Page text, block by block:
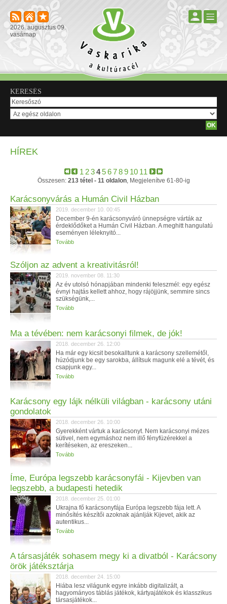
2026. augusztus 09.
vasárnap
KERESÉS
HÍREK
1 23456789 10 11
Összesen: 213 tétel - 11 oldalon, Megjelenítve 61-80-ig
Karácsonyvárás a Humán Civil Házban
2019. december 10. 00:45
December 9-én karácsonyváró ünnepségre várták az
érdeklődőket a Humán Civil Házban. A meghitt hangulatú
eseményen léleknyitó...
Tovább
Szóljon az advent a kreativitásról!
2019. november 08. 11:30
Az év utolsó hónapjában mindenki feleszmél: egy egész
évnyi hajtás kellett ahhoz, hogy rájöjjünk, semmire sincs
szükségünk,...
Tovább
Ma a tévében: nem karácsonyi filmek, de jók!
2018. december 26. 12:00
Ha már egy kicsit besokalltunk a karácsony szellemétől,
húzódjunk be egy sarokba, állítsuk magunk elé a tévét, és
csapjunk egy...
Tovább
Karácsony egy lájk nélküli világban - karácsony utáni
gondolatok
2018. december 26. 10:00
Gyerekként vártuk a karácsonyt. Nem karácsonyi mézes
sütivel, nem egymáshoz nem illő fényfüzérekkel a
kerítéseken, az ereszeken...
Tovább
Íme, Európa legszebb karácsonyfái - Kijevben van
legszebb, a budapesti hetedik
2018. december 25. 01:00
Ukrajna fő karácsonyfája Európa legszebb fája lett. A
minősítés készítői azoknak ajánlják Kijevet, akik az
autentikus...
Tovább
A társasjáték sohasem megy ki a divatból - Karácsony
örök játéksztárja
2018. december 24. 15:00
Hiába lesz világunk egyre inkább digitalizált, a
hagyományos táblás játékok, kártyajátékok és klasszikus
társasjátékok...